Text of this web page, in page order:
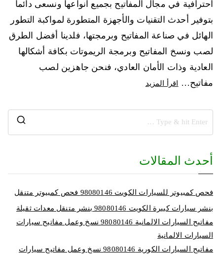
احترافية في مجال المفاتيح بجميع انواعها ونسعى دائما
بتوفير أحدث التقنيات والأجهزة المتطورة لمواكبة التطور
الهائل في صناعة المفاتيح وبرمجتها، فلدينا أفضل الطرق
لصب ونسخ المفاتيح وبرمجة الريموتات بكافة أشكالها
العادية وذات الأمان العادي، فنحن جاهزين لصب
مفاتيح…
اقرأ المزيد
أحدث المقالات
فحص كمبيوتر للسيارات الكويت 98080146‬ فحص كمبيوتر متنقل
بنشر سيارات كبيرة الكويت 98080146‬ بنشر متنقل معدات ثقيلة
مفاتيح السيارات الالمانية 98080146‬ نسخ وعمل مفاتيح سيارات
السيارات الالمانية
مفاتيح السيارات الكورية 98080146‬ نسخ وعمل مفاتيح سيارات